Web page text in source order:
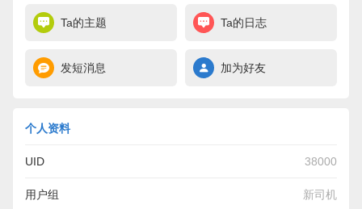
Ta的主题 Ta的日志
发短消息 加为好友
个人资料
UID 38000
用户组 新司机